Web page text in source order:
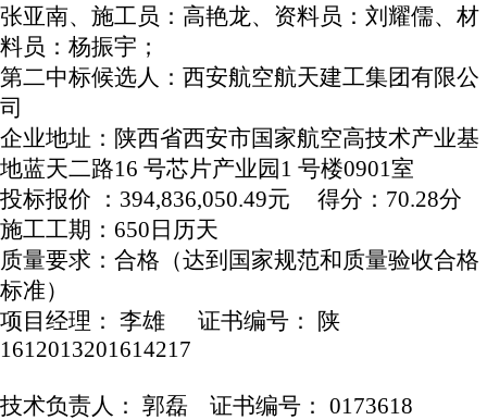
张亚南、施工员：高艳龙、资料员：刘耀儒、材
料员：杨振宇；
第二中标候选人：西安航空航天建工集团有限公
司
企业地址：陕西省西安市国家航空高技术产业基
地蓝天二路16 号芯片产业园1 号楼0901室
投标报价
： 394,836,050.49元 得分：70.28分
施工工期： 650日历天
质量要求：合格（达到国家规范和质量验收合格
标准）
项目经理： 李雄
证书编号： 陕
1612013201614217
技术负责人： 郭磊
证书编号： 0173618